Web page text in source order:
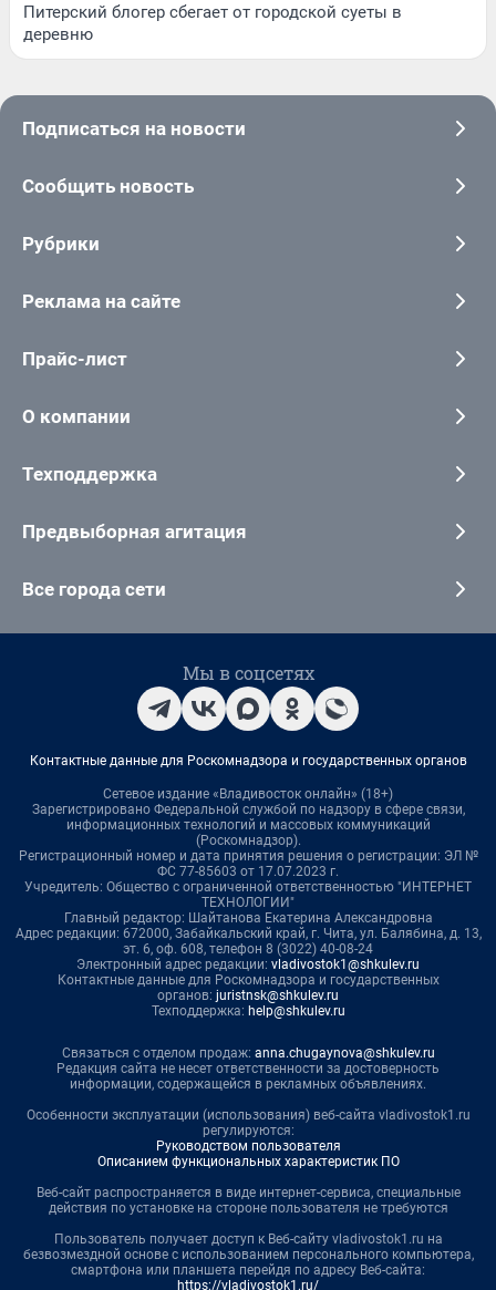
Питерский блогер сбегает от городской суеты в
деревню
Подписаться на новости
Сообщить новость
Рубрики
Реклама на сайте
Прайс-лист
О компании
Техподдержка
Предвыборная агитация
Все города сети
Мы в соцсетях
Контактные данные для Роскомнадзора и государственных органов
Сетевое издание «Владивосток онлайн» (18+)
Зарегистрировано Федеральной службой по надзору в сфере связи,
информационных технологий и массовых коммуникаций
(Роскомнадзор).
Регистрационный номер и дата принятия решения о регистрации: ЭЛ №
ФС 77-85603 от 17.07.2023 г.
Учредитель: Общество с ограниченной ответственностью "ИНТЕРНЕТ
ТЕХНОЛОГИИ"
Главный редактор: Шайтанова Екатерина Александровна
Адрес редакции: 672000, Забайкальский край, г. Чита, ул. Балябина, д. 13,
эт. 6, оф. 608, телефон 8 (3022) 40-08-24
Электронный адрес редакции: vladivostok1@shkulev.ru
Контактные данные для Роскомнадзора и государственных
органов: juristnsk@shkulev.ru
Техподдержка: help@shkulev.ru
Связаться с отделом продаж: anna.chugaynova@shkulev.ru
Редакция сайта не несет ответственности за достоверность
информации, содержащейся в рекламных объявлениях.
Особенности эксплуатации (использования) веб-сайта vladivostok1.ru
регулируются:
Руководством пользователя
Описанием функциональных характеристик ПО
Веб-сайт распространяется в виде интернет-сервиса, специальные
действия по установке на стороне пользователя не требуются
Пользователь получает доступ к Веб-сайту vladivostok1.ru на
безвозмездной основе с использованием персонального компьютера,
смартфона или планшета перейдя по адресу Веб-сайта:
https://vladivostok1.ru/